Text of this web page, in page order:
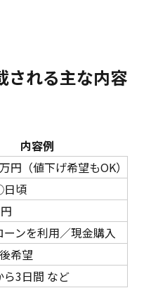
される主な内容
内容例
円（値下げ希望もOK）
頃
ンを利用／現金購入
希望
ら3日間 など